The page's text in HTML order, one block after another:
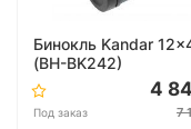
Бинокль Kandar
(BH-BK242)
Под заказ
4
7